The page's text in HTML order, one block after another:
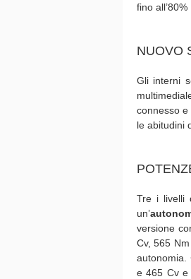
fino
NUOVO
Gli interni
connesso e
le abitudini
Tre i livelli
un’
versione
Cv, 565
autonomia.
e 465 Cv e